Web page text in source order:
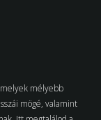
mélyebb
mögé, valamint